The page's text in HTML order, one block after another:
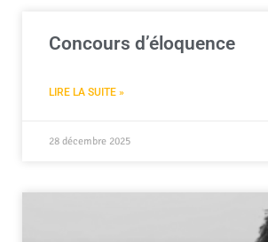
Concours d’éloquence
LIRE LA SUITE »
28 décembre 2025